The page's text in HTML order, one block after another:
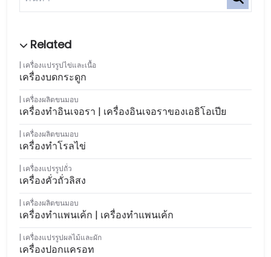
เครื่องแปรรูปไข่และเนื้อ
เครื่องบดกระดูก
เครื่องผลิตขนมอบ
เครื่องทำอินเจอรา | เครื่องอินเจอราของเอธิโอเปีย
เครื่องผลิตขนมอบ
เครื่องทำโรลไข่
เครื่องแปรรูปถั่ว
เครื่องคั่วถั่วลิสง
เครื่องผลิตขนมอบ
เครื่องทำแพนเค้ก | เครื่องทำแพนเค้ก
เครื่องแปรรูปผลไม้และผัก
เครื่องปอกแครอท